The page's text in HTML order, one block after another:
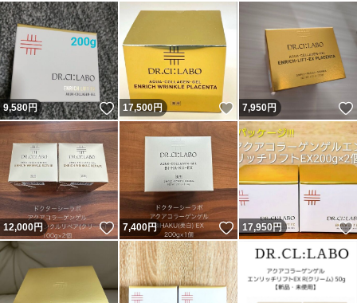
9,580円 いいね！
17,500円 いいね！
7,950円
12,000円 いいね！
7,400円 いいね！
17,950円